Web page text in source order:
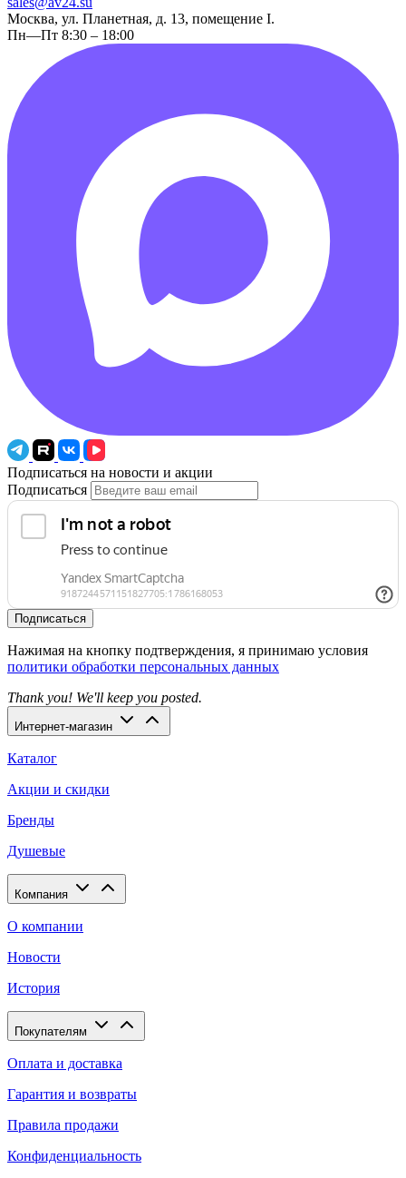
Москва, ул. Планетная, д. 13, помещение I.
Пн—Пт 8:30 – 18:00
Подписаться на новости и акции
Подписаться
Подписаться
Нажимая на кнопку подтверждения, я принимаю условия
политики обработки персональных данных
Thank you! We'll keep you posted.
Интернет-магазин
Каталог
Акции и скидки
Бренды
Душевые
Компания
О компании
Новости
История
Покупателям
Оплата и доставка
Гарантия и возвраты
Правила продажи
Конфиденциальность